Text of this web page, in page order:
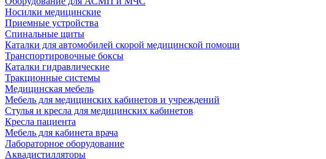
Носилки медицинские
Приемные устройства
Спинальные щиты
Каталки для автомобилей скорой медицинской помощи
Транспортировочные боксы
Каталки гидравлические
Тракционные системы
Медицинская мебель
Мебель для медицинских кабинетов и учреждений
Стулья и кресла для медицинских кабинетов
Кресла пациента
Мебель для кабинета врача
Лабораторное оборудование
Аквадистилляторы